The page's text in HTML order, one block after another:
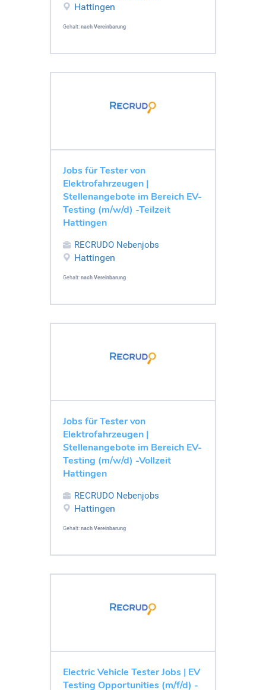
Hattingen
Gehalt: nach Vereinbarung
Jobs für Tester von
Elektrofahrzeugen |
Stellenangebote im Bereich EV-
Testing (m/w/d) -Teilzeit
Hattingen
RECRUDO Nebenjobs
Hattingen
Gehalt: nach Vereinbarung
Jobs für Tester von
Elektrofahrzeugen |
Stellenangebote im Bereich EV-
Testing (m/w/d) -Vollzeit
Hattingen
RECRUDO Nebenjobs
Hattingen
Gehalt: nach Vereinbarung
Electric Vehicle Tester Jobs | EV
Testing Opportunities (m/f/d) -